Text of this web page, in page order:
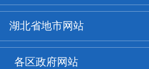
湖北省地市网站
各区政府网站